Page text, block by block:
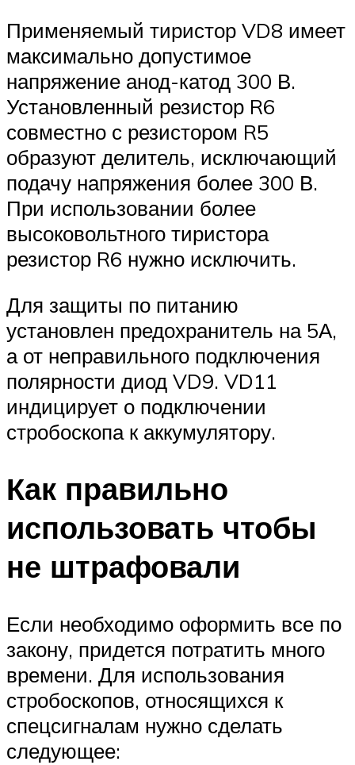
Применяемый тиристор VD8 имеет
максимально допустимое
напряжение анод-катод 300 В.
Установленный резистор R6
совместно с резистором R5
образуют делитель, исключающий
подачу напряжения более 300 В.
При использовании более
высоковольтного тиристора
резистор R6 нужно исключить.
Для защиты по питанию
установлен предохранитель на 5А,
а от неправильного подключения
полярности диод VD9. VD11
индицирует о подключении
стробоскопа к аккумулятору.
Как правильно
использовать чтобы
не штрафовали
Если необходимо оформить все по
закону, придется потратить много
времени. Для использования
стробоскопов, относящихся к
спецсигналам нужно сделать
следующее: